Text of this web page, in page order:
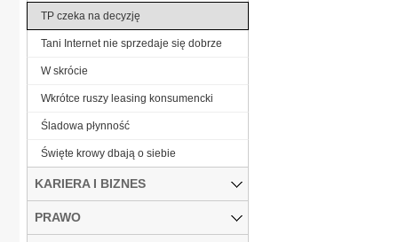
TP czeka na decyzję
Tani Internet nie sprzedaje się dobrze
W skrócie
Wkrótce ruszy leasing konsumencki
Śladowa płynność
Święte krowy dbają o siebie
KARIERA I BIZNES
PRAWO